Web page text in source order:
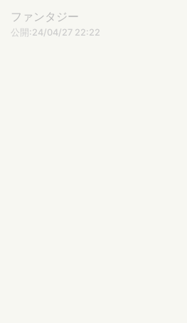
ファンタジー
公開:24/04/27 22:22